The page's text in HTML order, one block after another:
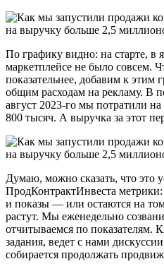
По графику видно: на старте, в
маркетплейсе не было совсем.
показательнее, добавим к этим
общим расходам на рекламу. В
август 2023-го мы потратили
800 тысяч. А выручка за этот
Думаю, можно сказать, что это
ПродКонтрактИнвеста
и показы — или остаются на
растут. Мы еженедельно
отчитываемся по показателям.
задания, ведет с нами
собирается продолжать